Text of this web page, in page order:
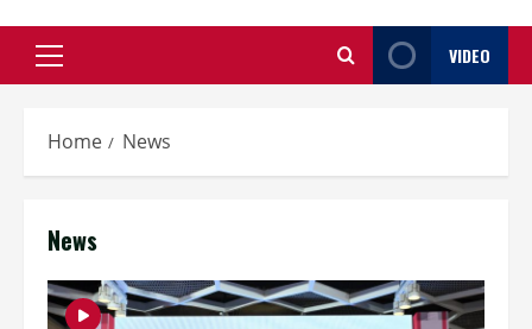
Primary
VIDEO
Home News
News